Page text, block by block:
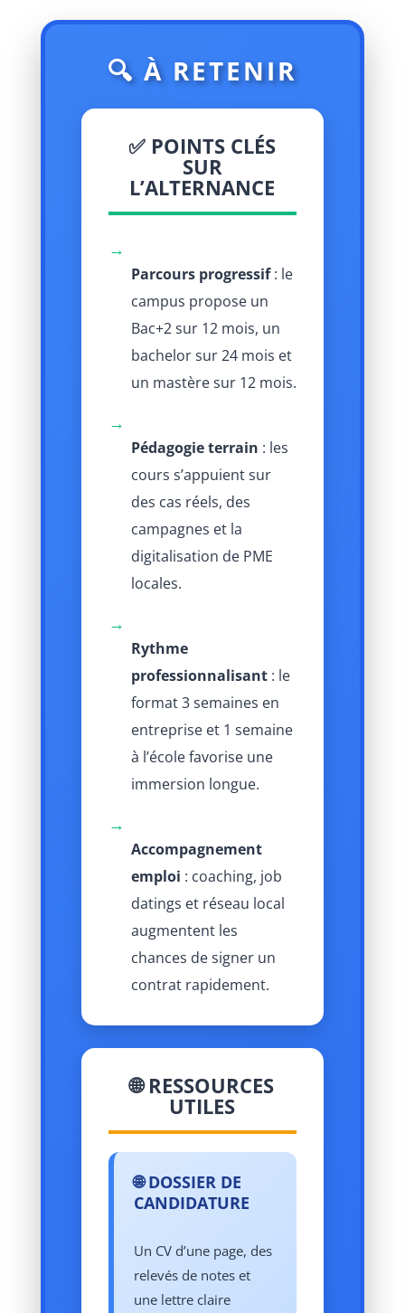
🔍 À RETENIR
✅ POINTS CLÉS
SUR
L’ALTERNANCE
→
Parcours progressif: le
campus propose un
Bac+2 sur 12 mois, un
bachelor sur 24 mois et
un mastère sur 12 mois.
→
Pédagogie terrain : les
cours s’appuient sur
des cas réels, des
campagnes et la
digitalisation de PME
locales.
→
Rythme
professionnalisant: le
format 3 semaines en
entreprise et 1 semaine
à l’école favorise une
immersion longue.
→
Accompagnement
emploi : coaching, job
datings et réseau local
augmentent les
chances de signer un
contrat rapidement.
🌐 RESSOURCES
UTILES
🌐 DOSSIER DE
CANDIDATURE
Un CV d’une page, des
relevés de notes et
une lettre claire